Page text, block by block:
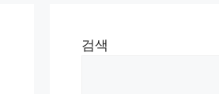
검색